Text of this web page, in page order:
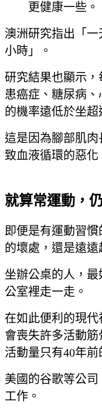
更健康一些。
澳洲研究指出「
小時」。
研究結果也顯示
患癌症、糖尿病
的機率遠低於坐超
這是因為腳部肌
致血液循環的惡化
就算常運動，
即便是有運動習
的壞處，還是遠遠
坐辦公桌的人，
公室裡走一走。
在如此便利的現
會喪失許多活動
活動量只有40年前
美國的谷歌等公
工作。